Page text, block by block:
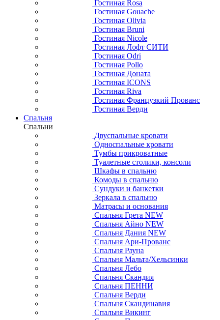
Гостиная Rosa
Гостиная Gouache
Гостиная Olivia
Гостиная Bruni
Гостиная Nicole
Гостиная Лофт СИТИ
Гостиная Odri
Гостиная Pollo
Гостиная Доната
Гостиная ICONS
Гостиная Riva
Гостиная Французкий Прованс
Гостиная Верди
Спальня
Спальни
Двуспальные кровати
Односпальные кровати
Тумбы прикроватные
Туалетные столики, консоли
Шкафы в спальню
Комоды в спальню
Сундуки и банкетки
Зеркала в спальню
Матрасы и основания
Спальня Грета NEW
Спальня Айно NEW
Спальня Дания NEW
Спальня Ари-Прованс
Спальня Рауна
Спальня Мальта/Хельсинки
Спальня Лебо
Спальня Скандия
Спальня ПЕННИ
Спальня Верди
Спальня Скандинавия
Спальня Викинг